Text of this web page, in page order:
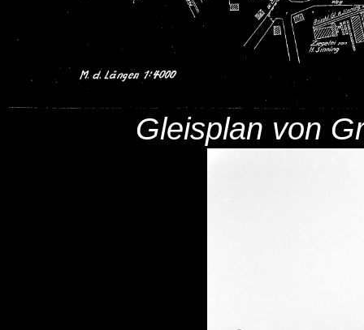
Gleisplan von